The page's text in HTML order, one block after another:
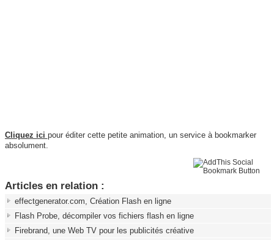
Cliquez ici pour éditer cette petite animation, un service à bookmarker
absolument.
Articles en relation :
effectgenerator.com, Création Flash en ligne
Flash Probe, décompiler vos fichiers flash en ligne
Firebrand, une Web TV pour les publicités créative